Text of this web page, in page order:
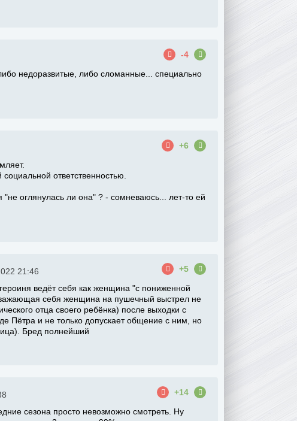
-4
недоразвитые, либо сломанные... специально
+6
ответственностью.
"не оглянулась ли она" ? - сомневаюсь... лет-то ей
21:46
+5
ведёт себя как женщина "с пониженной
себя женщина на пушечный выстрел не
отца своего ребёнка) после выходки с
Пётра и не только допускает общение с ним, но
Бред полнейший
+14
сезона просто невозможно смотреть. Ну